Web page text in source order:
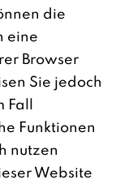
die
eine
Browser
Sie jedoch
Funktionen
nutzen
Website